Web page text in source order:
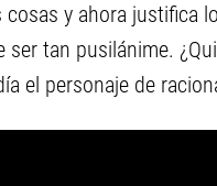
y ahora justifica
tan pusilánime.
el personaje de